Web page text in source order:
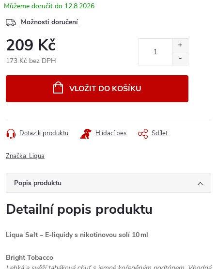
12.8.2026
Možnosti doručení
209 Kč
173 Kč bez DPH
VLOŽIT DO KOŠÍKU
Dotaz k produktu Hlídací pes Sdílet
Značka: Liqua
Popis produktu
Detailní popis produktu
Liqua Salt – E‑liquidy s nikotinovou solí 10 ml
Bright Tobacco